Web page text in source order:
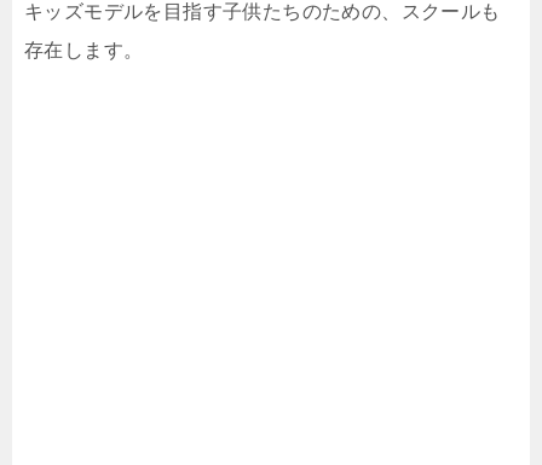
キッズモデルを目指す子供たちのための、スクールも
存在します。